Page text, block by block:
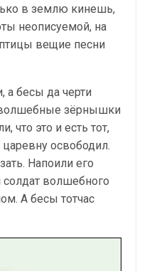
в землю кинешь,
неописуемой, на
вещие песни
а бесы да черти
зёрнышки
что это и есть тот,
царевну освободил.
Напоили его
солдат волшебного
А бесы тотчас